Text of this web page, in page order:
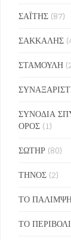
ΣΑΪΤΗΣ (87)
ΣΑΚΚΑΛΗΣ
ΣΤΑΜΟΥΛΗ
ΣΥΝΟΔΙΑ
ΟΡΟΣ (1)
ΣΩΤΗΡ (80)
ΤΗΝΟΣ (2)
ΤΟ
ΤΟ